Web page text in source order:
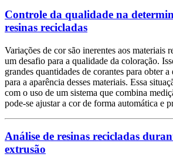
Controle da qualidade na
resinas recicladas
Variações de cor são inerentes aos materiais
um desafio para a qualidade da coloração.
grandes quantidades de corantes para obter a
para a aparência desses materiais. Essa
com o uso de um sistema que combina
pode-se ajustar a cor de forma automática e
Análise de resinas recicladas
extrusão